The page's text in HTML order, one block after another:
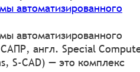
автоматизированного
автоматизированного
англ. Special
S-CAD) — это комплекс